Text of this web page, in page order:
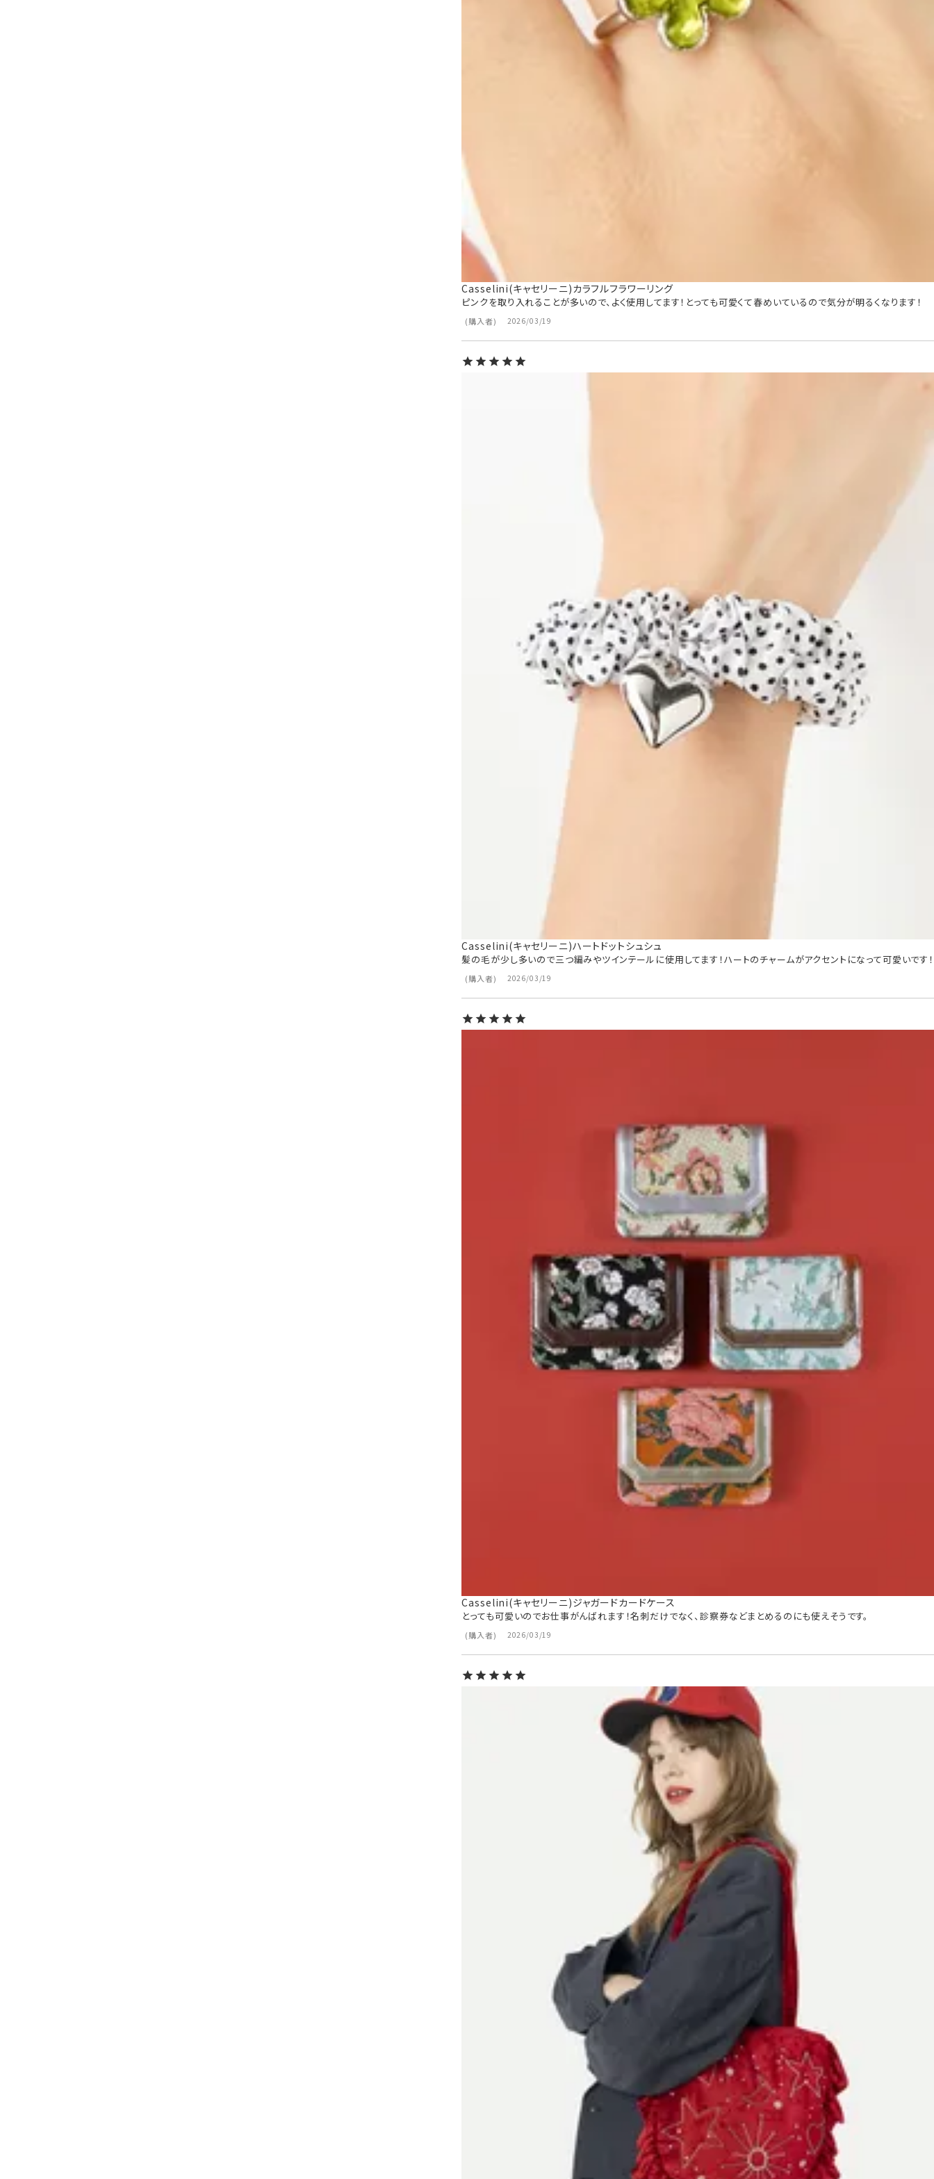
Casselini(キャセリーニ)カラフルフラワーリング
購入者 2026/03/19
ピンクを取り入れることが多いので、よく使用してます！とっても可愛くて春めいているので気分が明るくなります！
Casselini(キャセリーニ)ハートドットシュシュ
購入者 2026/03/19
髪の毛が少し多いので三つ編みやツインテールに使用してます！ハートのチャームがアクセントになって可愛いです！
Casselini(キャセリーニ)ジャガードカードケース
購入者 2026/03/19
とっても可愛いのでお仕事がんばれます！名刺だけでなく、診察券などまとめるのにも使えそうです。